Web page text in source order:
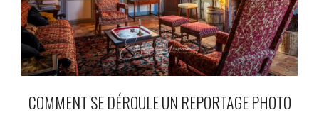
COMMENT SE DÉROULE UN REPORTAGE PHOTO